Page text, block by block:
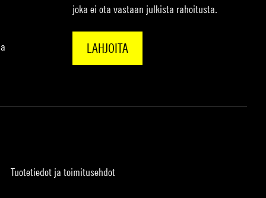
joka ei ota vastaan julkista rahoitusta.
LAHJOITA
Tuotetiedot ja toimitusehdot